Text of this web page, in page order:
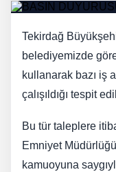
Tekirdağ
belediyemizde
kullanarak bazı iş
çalışıldığı tespit
Bu tür taleplere
Emniyet
kamuoyuna